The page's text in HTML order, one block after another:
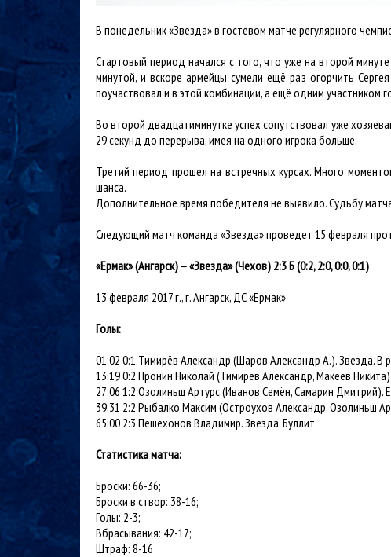
В понедельник «Звезда» в гостевом матче регулярного
Стартовый период начался с того, что уже на второй
минутой, и вскоре армейцы сумели ещё раз огорчить
поучаствовал и в этой комбинации, а ещё одним участником
Во второй двадцатиминутке успех сопутствовал уже
29 секунд до перерыва, имея на одного игрока больше.
Третий период прошел на встречных курсах. Много
шанса.
Дополнительное время победителя не выявило. Судьбу
Следующий матч команда «Звезда» проведет 15 февраля
«Ермак» (Ангарск) – «Звезда» (Чехов) 2:3 Б (0:2, 2:0, 0:0, 0:1)
13 февраля 2017 г., г. Ангарск, ДС «Ермак»
Голы:
01:02 0:1 Тимирёв Александр (Шаров Александр А.). Звезда. В
13:19 0:2 Пронин Николай (Тимирёв Александр, Макеев
27:06 1:2 Озолиньш Артурс (Иванов Семён, Самарин Дмитрий).
39:31 2:2 Рыбалко Максим (Остроухов Александр, Озолиньш
65:00 2:3 Пешехонов Владимир. Звезда. Буллит
Статистика матча:
Броски: 66-36;
Броски в створ: 38-16;
Голы: 2-3;
Вбрасывания: 42-17;
Штраф: 8-16